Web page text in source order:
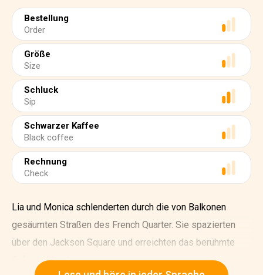
Bestellung
Order
Größe
Size
Schluck
Sip
Schwarzer Kaffee
Black coffee
Rechnung
Check
Lia und Monica schlenderten durch die von Balkonen
gesäumten Straßen des French Quarter. Sie spazierten
über den Jackson Square und erreichten das berühmte
Cafe du Monde.